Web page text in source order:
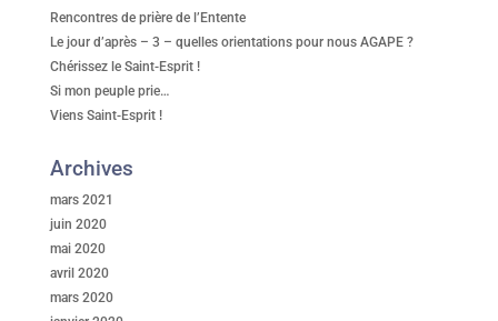
Rencontres de prière de l’Entente
Le jour d’après – 3 – quelles orientations pour nous AGAPE ?
Chérissez le Saint-Esprit !
Si mon peuple prie…
Viens Saint-Esprit !
Archives
mars 2021
juin 2020
mai 2020
avril 2020
mars 2020